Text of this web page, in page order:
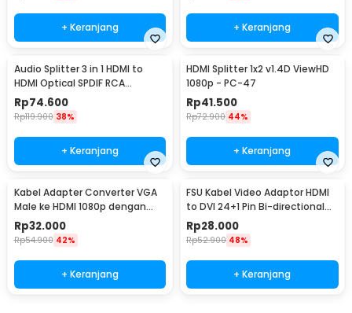
+ Keranjang + Keranjang
Audio Splitter 3 in 1 HDMI to
HDMI Optical SPDIF RCA
Converter HDTV - AY60
Rp74.600
Rp119.900 38%
+ Keranjang
HDMI Splitter 1x2 v1.4D ViewHD
1080p - PC-47
Rp41.500
Rp72.900 44%
+ Keranjang
Kabel Adapter Converter VGA
Male ke HDMI 1080p dengan
Audio
Rp32.000
Rp54.900 42%
+ Keranjang
FSU Kabel Video Adaptor HDMI
to DVI 24+1 Pin Bi-directional
1080p 1.8M - BL-DH
Rp28.000
Rp52.900 48%
+ Keranjang